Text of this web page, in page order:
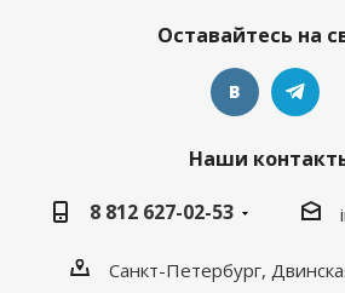
Оставайтесь на
Наши
8 812 627-02-53
Санкт-Петербург,